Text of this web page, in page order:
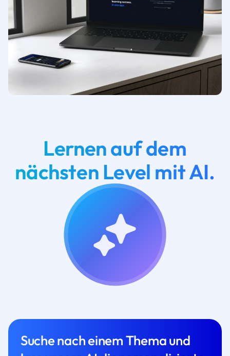
Lernen auf dem
nächsten Level mit AI.
Suche nach einem Thema und